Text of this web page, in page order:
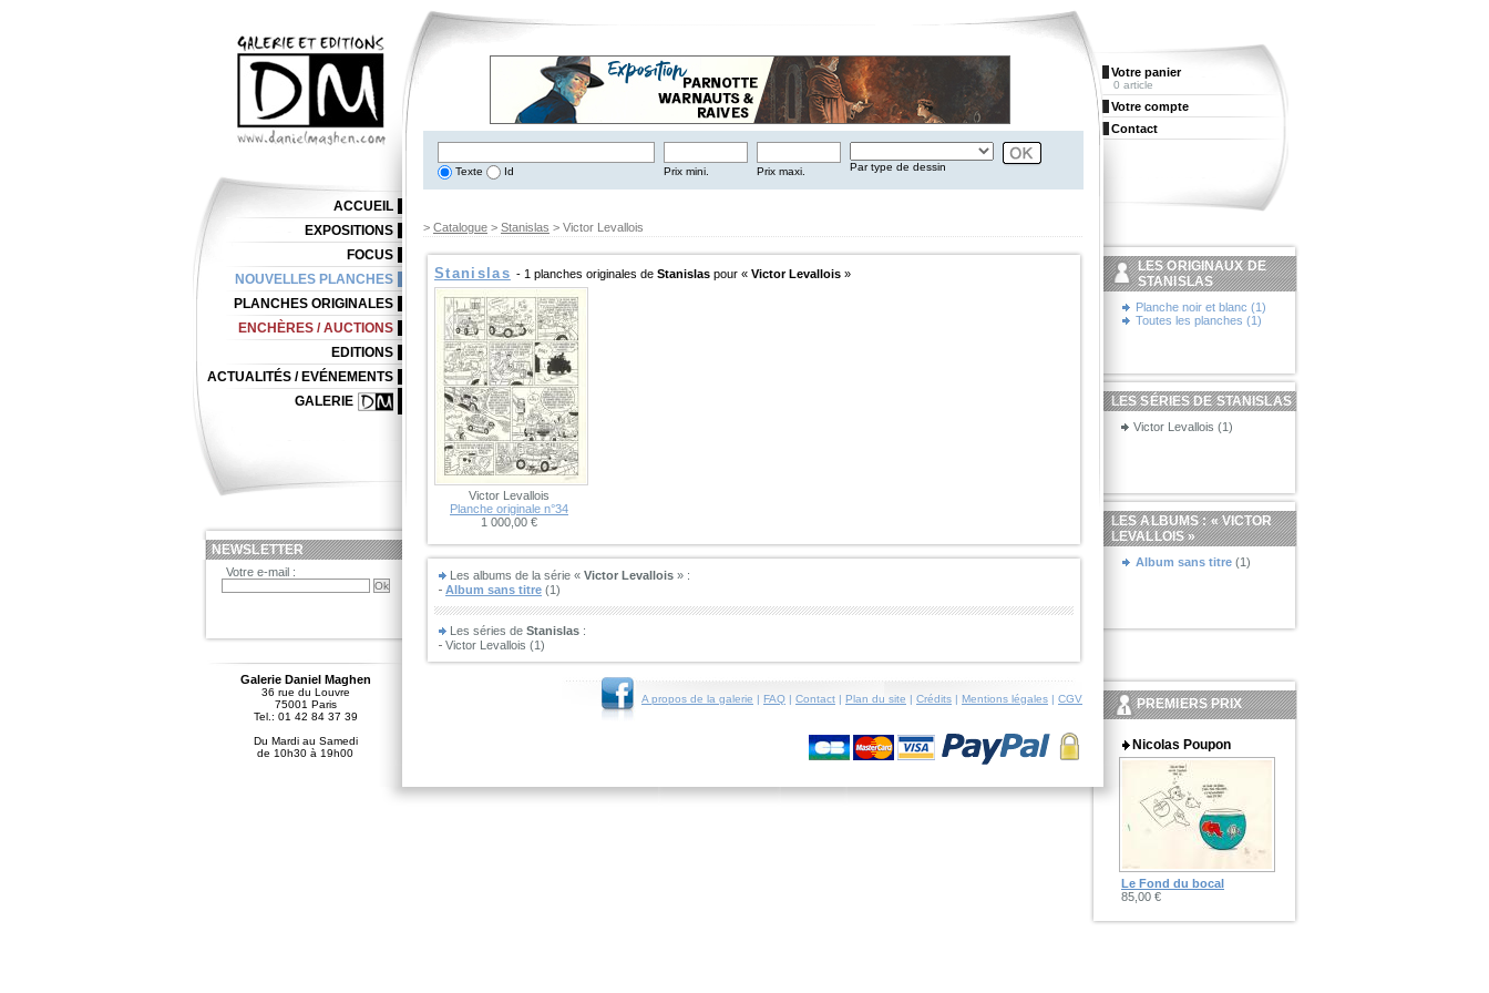
Texte Id Prix mini. Prix maxi. Par type de dessin
> Catalogue > Stanislas > Victor Levallois
Stanislas - 1 planches originales de Stanislaspour « Victor Levallois»
Victor Levallois
Planche originale n°34
1 000,00 €
Les albums de la série « Victor Levallois » :
Album sans titre (1)
Les séries de Stanislas :
Victor Levallois (1)
A propos de la galerie | FAQ | Contact | Plan du site | Crédits | Mentions légales | CGV
ACCUEIL
EXPOSITIONS
FOCUS
NOUVELLES PLANCHES
PLANCHES ORIGINALES
ENCHÈRES / AUCTIONS
EDITIONS
ACTUALITÉS / EVÉNEMENTS
GALERIE
NEWSLETTER
Votre e-mail :
Galerie Daniel Maghen
36 rue du Louvre
75001 Paris
Tel.: 01 42 84 37 39
Du Mardi au Samedi
de 10h30 à 19h00
Votre panier
0 article
Votre compte
Contact
LES ORIGINAUX DE
STANISLAS
Planche noir et blanc (1)
Toutes les planches (1)
LES SÉRIES DE STANISLAS
Victor Levallois (1)
LES ALBUMS : «VICTOR
LEVALLOIS»
Album sans titre (1)
PREMIERS PRIX
Nicolas Poupon
Le Fond du bocal
85,00 €